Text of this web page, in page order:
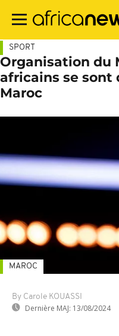
contenu
SPORT
Organisation du
africains se sont
Maroc
By Carole KOUASSI
Dernière MAJ: 13/08/2024
MAROC